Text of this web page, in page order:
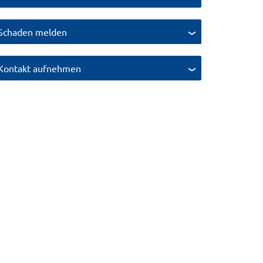
melden
aufnehmen